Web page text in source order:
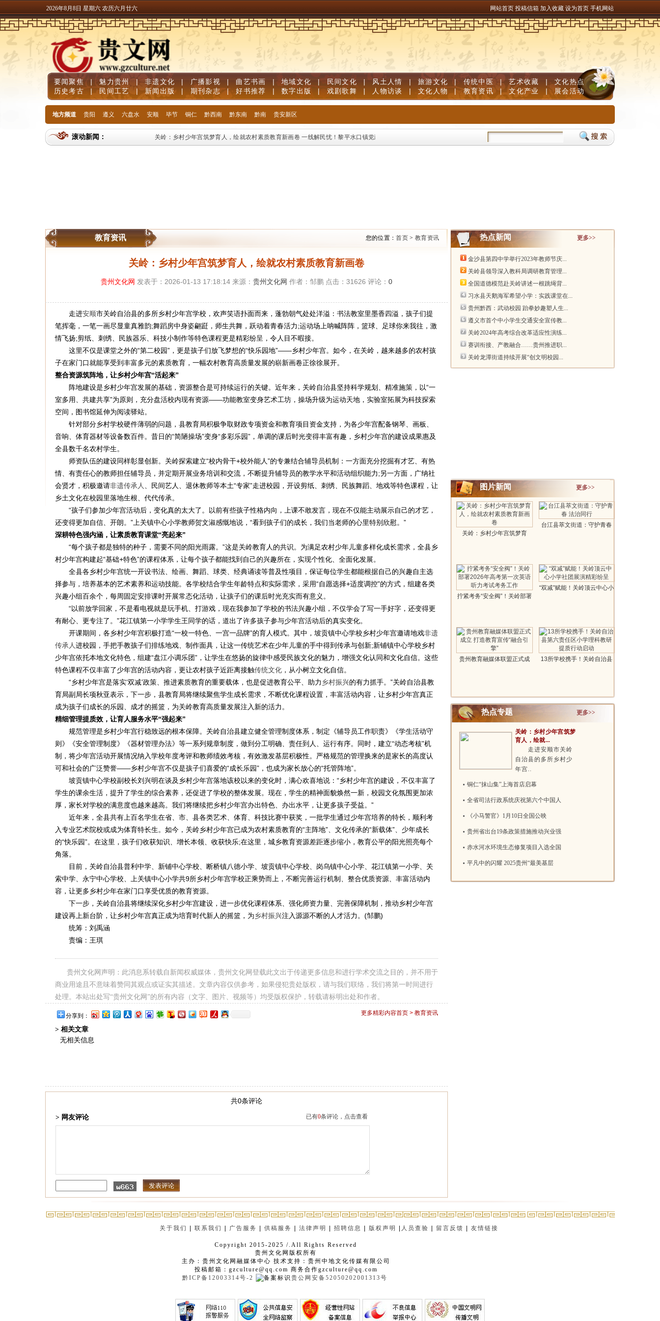
2026年8月8日 星期六 农历六月廿六 网站首页 投稿信箱 加入收藏 设为首页 手机网站
要闻聚焦 | 魅力贵州 | 非遗文化 | 广播影视 | 曲艺书画 | 地域文化 | 民间文化 | 风土人情 | 旅游文化 | 传统中医 | 艺术收藏 | 文化热点
历史考古
| 民间工艺 | 新闻出版 | 期刊杂志 | 好书推荐 | 数字出版 | 戏剧歌舞 | 人物访谈 | 文化人物 | 教育资讯 | 文化产业 | 展会活动
地方频道 贵阳 遵义 六盘水 安顺 毕节 铜仁 黔西南 黔东南 黔南 贵安新区
滚动新闻： 关岭：乡村少年宫筑梦育人，绘就农村素质教育新画卷 一线解民忧！黎平水口镇党建引领志愿服务办好民生关键事 黎平县德化乡：“三剂”良方巧治基层矛盾“疑难杂症” 黎平县：文体融合普法
教育资讯 您的位置：首页> 教育资讯
关岭：乡村少年宫筑梦育人，绘就农村素质教育新画卷
贵州文化网 发表于：2026-01-13 17:18:14 来源： 贵州文化网 作者：邹鹏 点击： 31626 评论： 0
走进安顺市关岭自治县的多所乡村少年宫学校，欢声笑语扑面而来，蓬勃朝气处处洋溢：书法教室里墨香四溢，孩子们提
笔挥毫，一笔一画尽显童真雅韵;舞蹈房中身姿翩跹，师生共舞，跃动着青春活力;运动场上呐喊阵阵，篮球、足球你来我往，激
情飞扬;剪纸、刺绣、民族器乐、科技小制作等特色课程更是精彩纷呈，令人目不暇接。
这里不仅是课堂之外的“第二校园”，更是孩子们放飞梦想的“快乐园地”——乡村少年宫。如今，在关岭，越来越多的农村孩
子在家门口就能享受到丰富多元的素质教育，一幅农村教育高质量发展的崭新画卷正徐徐展开。
整合资源筑阵地，让乡村少年宫“活起来”
阵地建设是乡村少年宫发展的基础，资源整合是可持续运行的关键。近年来，关岭自治县坚持科学规划、精准施策，以“一
室多用、共建共享”为原则，充分盘活校内现有资源——功能教室变身艺术工坊，操场升级为运动天地，实验室拓展为科技探索
空间，图书馆延伸为阅读驿站。
针对部分乡村学校硬件薄弱的问题，县教育局积极争取财政专项资金和教育项目资金支持，为各少年宫配备钢琴、画板、
音响、体育器材等设备数百件。昔日的“简陋操场”变身“多彩乐园”，单调的课后时光变得丰富有趣，乡村少年宫的建设成果惠及
全县数千名农村学生。
师资队伍的建设同样彰显创新。关岭探索建立“校内骨干+校外能人”的专兼结合辅导员机制：一方面充分挖掘有才艺、有热
情、有责任心的教师担任辅导员，并定期开展业务培训和交流，不断提升辅导员的教学水平和活动组织能力;另一方面，广纳社
会贤才，积极邀请非遗传承人
、民间艺人、退休教师等本土“专家”走进校园，开设剪纸、刺绣、民族舞蹈、地戏等特色课程，让
乡土文化在校园里落地生根、代代传承。
“孩子们参加少年宫活动后，变化真的太大了。以前有些孩子性格内向，上课不敢发言，现在不仅能主动展示自己的才艺，
还变得更加自信、开朗。”上关镇中心小学教师贺文淑感慨地说，“看到孩子们的成长，我们当老师的心里特别欣慰。”
深耕特色强内涵，让素质教育课堂“亮起来”
“每个孩子都是独特的种子，需要不同的阳光雨露。”这是关岭教育人的共识。为满足农村少年儿童多样化成长需求，全县乡
村少年宫构建起“基础+特色”的课程体系，让每个孩子都能找到自己的兴趣所在，实现个性化、全面化发展。
全县各乡村少年宫统一开设书法、绘画、舞蹈、球类、经典诵读等普及性项目，保证每位学生都能根据自己的兴趣自主选
择参与，培养基本的艺术素养和运动技能。各学校结合学生年龄特点和实际需求，采用“自愿选择+适度调控”的方式，组建各类
兴趣小组百余个，每周固定安排课时开展常态化活动，让孩子们的课后时光充实而有意义。
“以前放学回家，不是看电视就是玩手机、打游戏，现在我参加了学校的书法兴趣小组，不仅学会了写一手好字，还变得更
有耐心、更专注了。”花江镇第一小学学生王同学的话，道出了许多孩子参与少年宫活动后的真实变化。
开课期间，各乡村少年宫积极打造“一校一特色、一宫一品牌”的育人模式。其中，坡贡镇中心学校乡村少年宫邀请地戏非遗
传承人进校园，手把手教孩子们排练地戏、制作面具，让这一传统艺术在少年儿童的手中得到传承与创新;新铺镇中心学校乡村
少年宫依托本地文化特色，组建“盘江小调乐团”，让学生在悠扬的旋律中感受民族文化的魅力，增强文化认同和文化自信。这些
特色课程不仅丰富了少年宫的活动内容，更让农村孩子近距离接触传统文化 ，从小树立文化自信。
“乡村少年宫是落实‘双减’政策、推进素质教育的重要载体，也是促进教育公平、助力 乡村振兴的有力抓手。”关岭自治县教
育局副局长项秋亚表示，下一步，县教育局将继续聚焦学生成长需求，不断优化课程设置，丰富活动内容，让乡村少年宫真正
成为孩子们成长的乐园、成才的摇篮，为关岭教育高质量发展注入新的活力。
精细管理提质效，让育人服务水平“强起来”
规范管理是乡村少年宫行稳致远的根本保障。关岭自治县建立健全管理制度体系，制定《辅导员工作职责》《学生活动守
则》《安全管理制度》《器材管理办法》等一系列规章制度，做到分工明确、责任到人、运行有序。同时，建立“动态考核”机
制，将少年宫活动开展情况纳入学校年度考评和教师绩效考核，有效激发基层积极性。严格规范的管理换来的是家长的高度认
可和社会的广泛赞誉——乡村少年宫不仅是孩子们喜爱的“成长乐园”，也成为家长放心的“托管阵地”。
坡贡镇中心学校副校长刘兴明在谈及乡村少年宫落地该校以来的变化时，满心欢喜地说：“乡村少年宫的建设，不仅丰富了
学生的课余生活，提升了学生的综合素养，还促进了学校的整体发展。现在，学生的精神面貌焕然一新，校园文化氛围更加浓
厚，家长对学校的满意度也越来越高。我们将继续把乡村少年宫办出特色、办出水平，让更多孩子受益。”
近年来，全县共有上百名学生在省、市、县各类艺术、体育、科技比赛中获奖，一批学生通过少年宫培养的特长，顺利考
入专业艺术院校或成为体育特长生。如今，关岭乡村少年宫已成为农村素质教育的“主阵地”、文化传承的“新载体”、少年成长
的“快乐园”。在这里，孩子们收获知识、增长本领、收获快乐;在这里，城乡教育资源差距逐步缩小，教育公平的阳光照亮每个
角落。
目前，关岭自治县普利中学、新铺中心学校、断桥镇八德小学、坡贡镇中心学校、岗乌镇中心小学、花江镇第一小学、关
索中学、永宁中心学校、上关镇中心小学共9所乡村少年宫学校正乘势而上，不断完善运行机制、整合优质资源、丰富活动内
容，让更多乡村少年在家门口享受优质的教育资源。
下一步，关岭自治县将继续深化乡村少年宫建设，进一步优化课程体系、强化师资力量、完善保障机制，推动乡村少年宫
建设再上新台阶，让乡村少年宫真正成为培育时代新人的摇篮，为乡村振兴注入源源不断的人才活力。(邹鹏)
统筹：刘禹涵
责编：王琪
贵州文化网声明：此消息系转载自新闻权威媒体，贵州文化网登载此文出于传递更多信息和进行学术交流之目的，并不用于
商业用途且不意味着赞同其观点或证实其描述。文章内容仅供参考，如果侵犯贵处版权，请与我们联络，我们将第一时间进行
处理。本站出处写“贵州文化网”的所有内容（文字、图片、视频等）均受版权保护，转载请标明出处和作者。
分享到： 更多精彩内容首页 > 教育资讯
> 相关文章
无相关信息
共0条评论
> 网友评论 已有0条评论，点击查看
热点新闻 更多>>
金沙县第四中学举行2023年教师节庆...
关岭县领导深入教科局调研教育管理...
全国道德模范赴关岭讲述一根跳绳背...
习水县天鹅海军希望小学：实践课堂在...
贵州黔西：武动校园 跆拳妙趣塑人生...
遵义市首个中小学生交通安全宣传教...
关岭2024年高考综合改革适应性演练...
赛训衔接、产教融合……贵州推进职...
关岭龙潭街道持续开展“创文明校园...
图片新闻 更多>>
关岭：乡村少年宫筑梦育
台江县萃文街道：守护青春
拧紧考务“安全阀”！关岭部署
“双减”赋能！关岭顶云中心小
贵州教育融媒体联盟正式成
13所学校携手！关岭自治县
热点专题 更多>>
关岭：乡村少年宫筑梦
育人，绘就...
走进安顺市关岭
自治县的多所乡村少
年宫..
铜仁“抹山集”上海首店启幕
全省司法行政系统庆祝第六个中国人
《小马警官》1月10日全国公映
贵州省出台19条政策措施推动兴业强
赤水河水环境生态修复项目入选全国
平凡中的闪耀 2025贵州“最美基层
关于我们 联系我们 广告服务 供稿服务 法律声明 招聘信息 版权声明 人员查验 留言反馈 友情链接
Copyright 2015-2025 /.All Rights Reserved
贵州文化网版权所有
主办：贵州文化网融媒体中心 技术支持：贵州中地文化传媒有限公司
投稿邮箱：gzculture@qq.com 商务合作gzculture@qq.com
黔ICP备12003314号-2
贵公网安备52050202001313号